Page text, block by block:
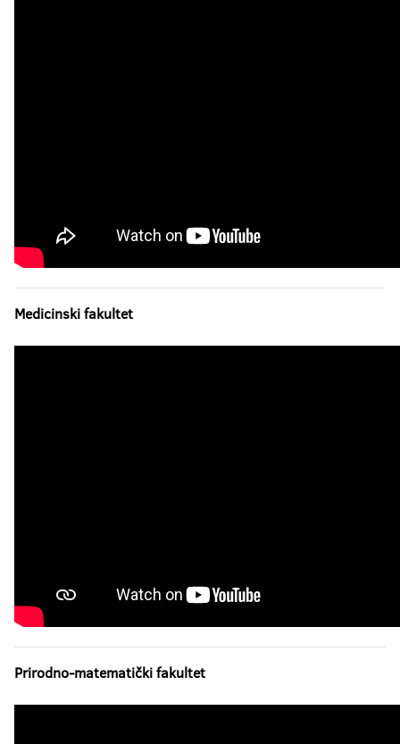
Medicinski fakultet
Prirodno-matematički fakultet